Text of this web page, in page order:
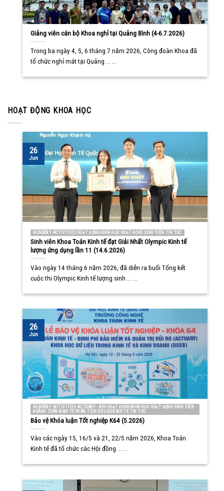
Giảng viên cán bộ Khoa nghỉ tại Quảng Bình (4-6.7.2026)
Trong ba ngày 4, 5, 6 tháng 7 năm 2026, Công đoàn Khoa đã
tổ chức nghỉ mát tại Quảng ... ...
HOẠT ĐỘNG KHOA HỌC
ACADEMY ACTIVITIES HOẠT ĐỘNG KHOA HỌC HOẠT ĐỘNG SINH VIÊN TIN TỨC
Sinh viên Khoa Toán Kinh tế đạt Giải Nhất Olympic Kinh tế
lượng ứng dụng lần 11 (14.6.2026)
Vào ngày 14 tháng 6 năm 2026, đã diễn ra buổi Tổng kết
cuộc thi Olympic Kinh tế lượng sinh ... ...
26
Jun
ACADEMY ACTIVITIES ACTUARY - NEU HOẠT ĐỘNG KHOA HỌC HOẠT ĐỘNG SINH VIÊN
NGÀNH TOÁN KINH TẾ PHÂN TÍCH DỮ LIỆU KINH TẾ TIN TỨC
Bảo vệ Khóa luận Tốt nghiệp K64 (5.2026)
Vào các ngày 15, 16/5 và 21, 22/5 năm 2026, Khoa Toán
Kinh tế đã tổ chức các Hội đồng ... ...
26
Jun